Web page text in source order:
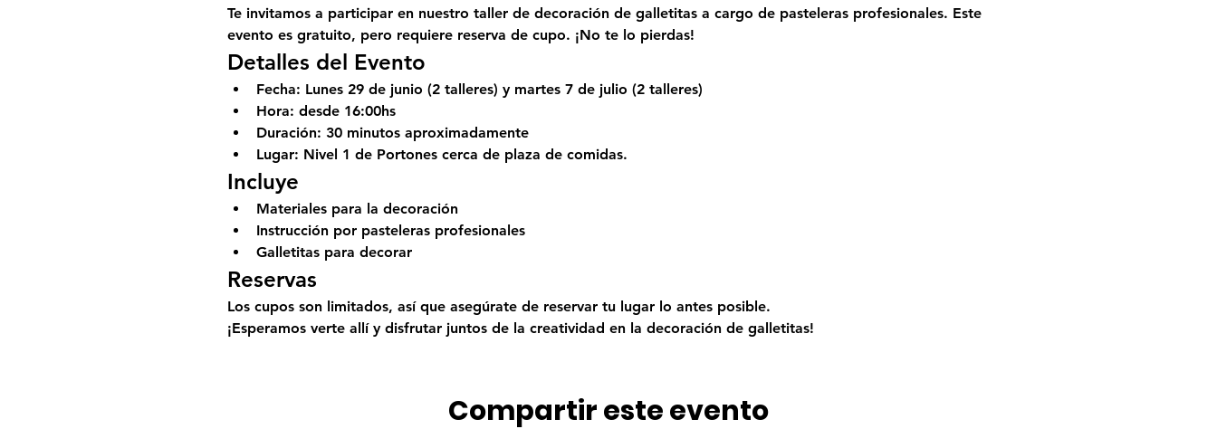
Te invitamos a participar en nuestro taller de decoración de galletitas a cargo de pasteleras profesionales. Este
evento es gratuito, pero requiere reserva de cupo. ¡No te lo pierdas!
Detalles del Evento
Fecha: Lunes 29 de junio (2 talleres) y martes 7 de julio (2 talleres)
Hora: desde 16:00hs
Duración: 30 minutos aproximadamente
Lugar: Nivel 1 de Portones cerca de plaza de comidas.
Incluye
Materiales para la decoración
Instrucción por pasteleras profesionales
Galletitas para decorar
Reservas
Los cupos son limitados, así que asegúrate de reservar tu lugar lo antes posible.
¡Esperamos verte allí y disfrutar juntos de la creatividad en la decoración de galletitas!
Compartir este evento